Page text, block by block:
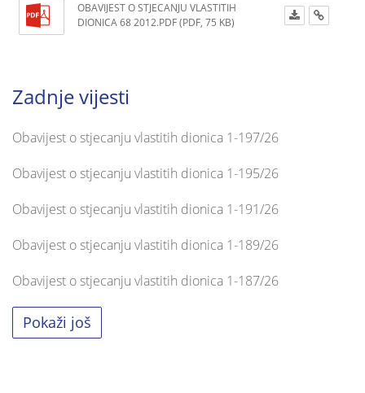
OBAVIJEST O STJECANJU VLASTITIH
DIONICA 68 2012.PDF (PDF, 75 KB)
Zadnje vijesti
Obavijest o stjecanju vlastitih dionica 1-197/26
Obavijest o stjecanju vlastitih dionica 1-195/26
Obavijest o stjecanju vlastitih dionica 1-191/26
Obavijest o stjecanju vlastitih dionica 1-189/26
Obavijest o stjecanju vlastitih dionica 1-187/26
Pokaži još